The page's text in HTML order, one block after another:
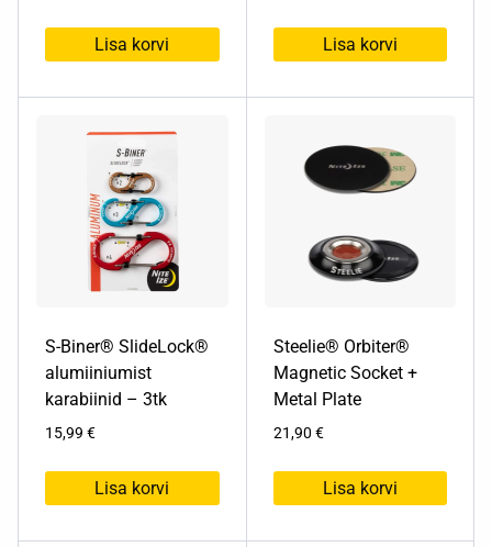
Lisa korvi Lisa korvi
S-Biner® SlideLock®
alumiiniumist
karabiinid – 3tk
15,99 €
Lisa korvi
Steelie® Orbiter®
Magnetic Socket +
Metal Plate
21,90 €
Lisa korvi